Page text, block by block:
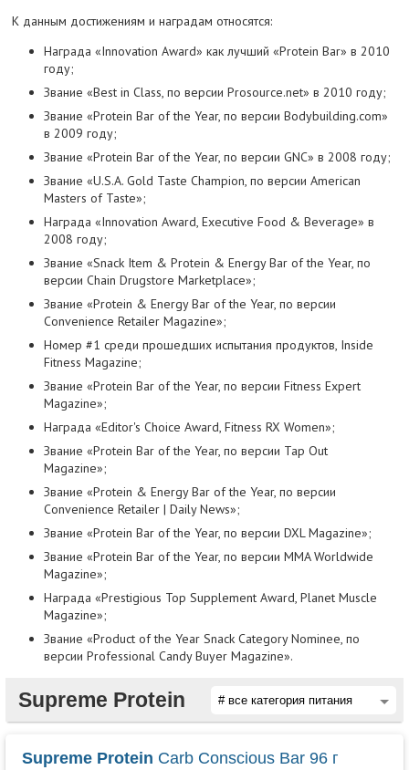
К данным достижениям и наградам относятся:
Награда «Innovation Award» как лучший «Protein Bar» в 2010
году;
Звание «Best in Class, по версии Prosource.net» в 2010 году;
Звание «Protein Bar of the Year, по версии Bodybuilding.com»
в 2009 году;
Звание «Protein Bar of the Year, по версии GNC» в 2008 году;
Звание «U.S.A. Gold Taste Champion, по версии American
Masters of Taste»;
Награда «Innovation Award, Executive Food & Beverage» в
2008 году;
Звание «Snack Item & Protein & Energy Bar of the Year, по
версии Chain Drugstore Marketplace»;
Звание «Protein & Energy Bar of the Year, по версии
Convenience Retailer Magazine»;
Номер #1 среди прошедших испытания продуктов, Inside
Fitness Magazine;
Звание «Protein Bar of the Year, по версии Fitness Expert
Magazine»;
Награда «Editor's Choice Award, Fitness RX Women»;
Звание «Protein Bar of the Year, по версии Tap Out
Magazine»;
Звание «Protein & Energy Bar of the Year, по версии
Convenience Retailer | Daily News»;
Звание «Protein Bar of the Year, по версии DXL Magazine»;
Звание «Protein Bar of the Year, по версии MMA Worldwide
Magazine»;
Награда «Prestigious Top Supplement Award, Planet Muscle
Magazine»;
Звание «Product of the Year Snack Category Nominee, по
версии Professional Candy Buyer Magazine».
Supreme Protein
Supreme Protein Carb Conscious Bar 96 г